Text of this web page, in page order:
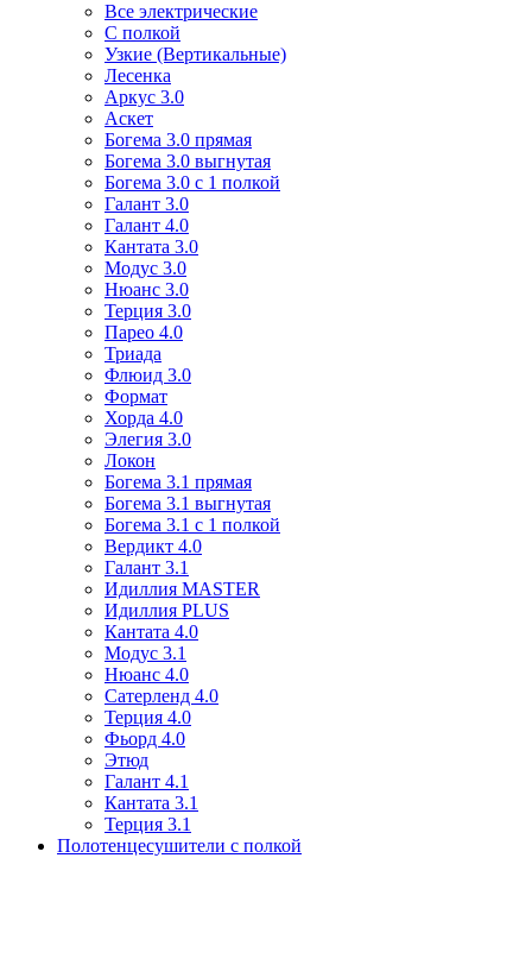
Все электрические
С полкой
Узкие (Вертикальные)
Лесенка
Аркус 3.0
Аскет
Богема 3.0 прямая
Богема 3.0 выгнутая
Богема 3.0 с 1 полкой
Галант 3.0
Галант 4.0
Кантата 3.0
Модус 3.0
Нюанс 3.0
Терция 3.0
Парео 4.0
Триада
Флюид 3.0
Формат
Хорда 4.0
Элегия 3.0
Локон
Богема 3.1 прямая
Богема 3.1 выгнутая
Богема 3.1 с 1 полкой
Вердикт 4.0
Галант 3.1
Идиллия MASTER
Идиллия PLUS
Кантата 4.0
Модус 3.1
Нюанс 4.0
Сатерленд 4.0
Терция 4.0
Фьорд 4.0
Этюд
Галант 4.1
Кантата 3.1
Терция 3.1
Полотенцесушители с полкой